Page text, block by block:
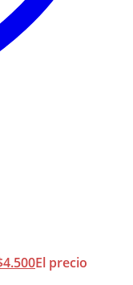
4.500El precio